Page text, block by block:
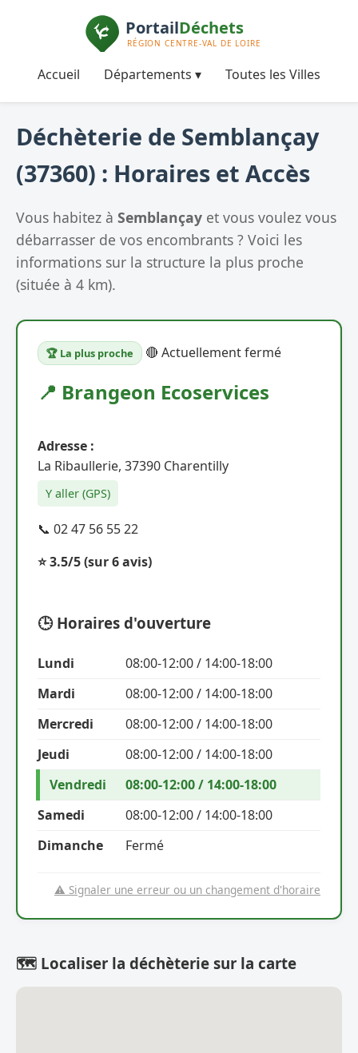
Accueil Départements ▾ Toutes les Villes
Déchèterie de Semblançay
(37360) : Horaires et Accès
Vous habitez à Semblançay et vous voulez vous
débarrasser de vos encombrants ? Voici les
informations sur la structure la plus proche
(située à 4 km).
🏆 La plus proche 🔴 Actuellement fermé
📍 Brangeon Ecoservices
Adresse :
La Ribaullerie, 37390 Charentilly
Y aller (GPS)
📞 02 47 56 55 22
⭐ 3.5/5(sur 6 avis)
🕒 Horaires d'ouverture
Lundi
08:00-12:00 / 14:00-18:00
Mardi
08:00-12:00 / 14:00-18:00
Mercredi
08:00-12:00 / 14:00-18:00
Jeudi
08:00-12:00 / 14:00-18:00
Vendredi
08:00-12:00 / 14:00-18:00
Samedi
08:00-12:00 / 14:00-18:00
Dimanche
Fermé
⚠️ Signaler une erreur ou un changement d'horaire
🗺️ Localiser la déchèterie sur la carte